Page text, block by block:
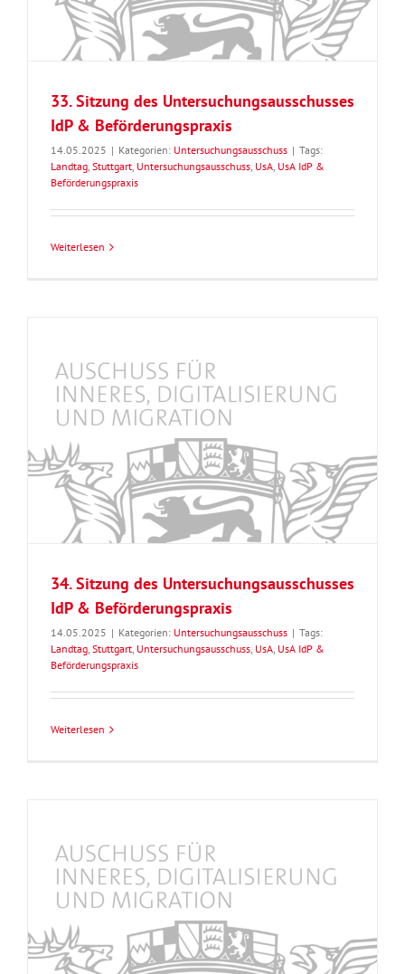
33. Sitzung des Untersuchungsausschusses
IdP & Beförderungspraxis
14.05.2025 | Kategorien: Untersuchungsausschuss | Tags:
Landtag, Stuttgart, Untersuchungsausschuss, UsA, UsA IdP &
Beförderungspraxis
Weiterlesen
34. Sitzung des Untersuchungsausschusses
IdP & Beförderungspraxis
14.05.2025 | Kategorien: Untersuchungsausschuss | Tags:
Landtag, Stuttgart, Untersuchungsausschuss, UsA, UsA IdP &
Beförderungspraxis
Weiterlesen